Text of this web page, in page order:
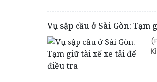
Vụ sập cầu ở Sài Gòn: